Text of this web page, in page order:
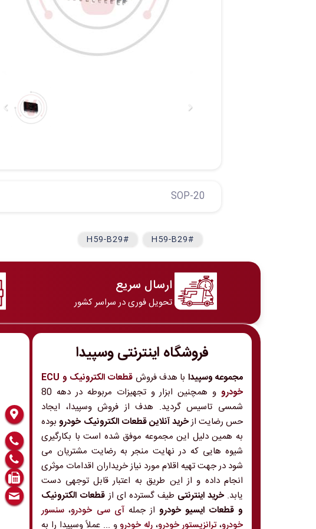
SOP-20
#H59-B29
#H59-B29
ارسال سریع
تحویل فوری در سراسر کشور
فروشگاه اینترنتی وسپیدا
مجموعه وسپیدا با هدف فروش
قطعات الکترونیک و ECU
خودرو
و همچنین ابزار و تجهیزات مربوطه در دهه 80
شمسی تاسیس گردید. هدف از فروش وسپیدا، ایجاد
حس رضایت ازخرید آنلاین قطعات الکترونیک خودروبوده
به همین دلیل این مجموعه موفق شده است با بکارگیری
شیوه هایی که در نهایت منجر به رضایت مشتریان می
شود در جهت تهیه اقلام مورد نیاز خریداران اقدامات موثری
انجام داده و از این طریق به اعتبار قابل توجهی دست
یابد.خرید اینترنتی طیف گسترده ای از قطعات الکترونیک
و قطعات ایسیو خودرو از جملهآی سی خودرو، سنسور
خودرو،ترانزیستور خودرو،رله خودرو و ... عملاً وسپیدا را به